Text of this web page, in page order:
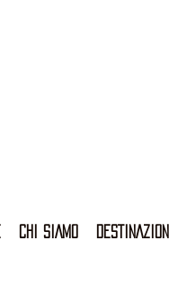
CHI SIAMO DESTINAZIONI